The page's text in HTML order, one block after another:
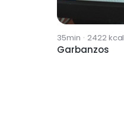
35min · 2422kcal
Garbanzos